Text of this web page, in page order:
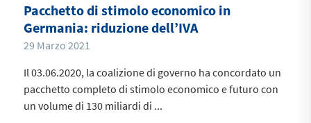
Pacchetto di stimolo economico in
Germania: riduzione dell’IVA
29 Marzo 2021
Il 03.06.2020, la coalizione di governo ha concordato un
pacchetto completo di stimolo economico e futuro con
un volume di 130 miliardi di ...